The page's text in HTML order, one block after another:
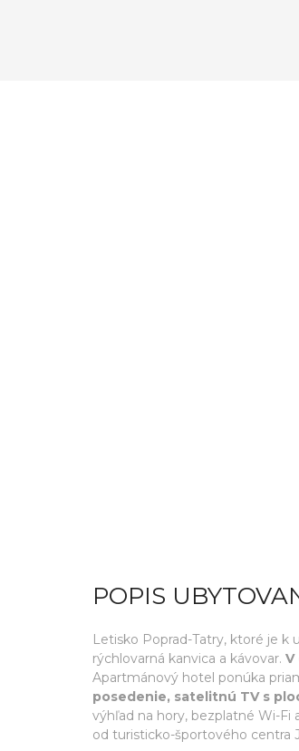
POPIS
Letisko Poprad-Tatry, ktoré je k
rýchlovarná kanvica a kávovar. V
Apartmánový hotel ponúka
posedenie, satelitnú TV s
výhľad na hory, bezplatné Wi-Fi
od turisticko-športového centra